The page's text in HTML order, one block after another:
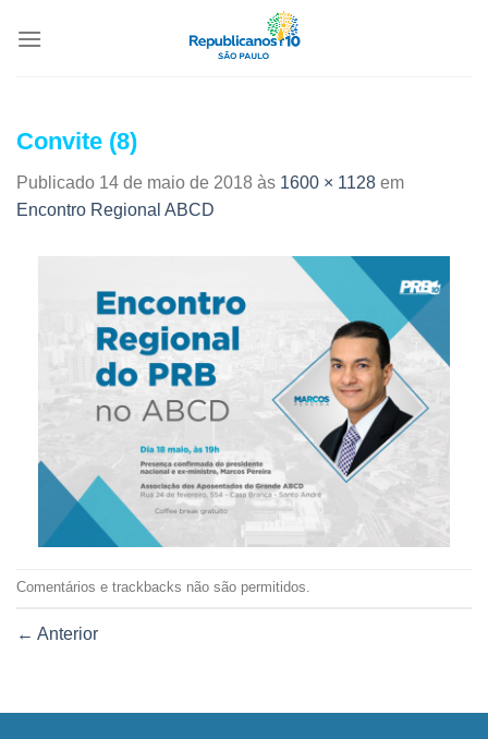
Convite (8)
Publicado 14 de maio de 2018 às 1600 × 1128 em
Encontro Regional ABCD
Comentários e trackbacks não são permitidos.
← Anterior